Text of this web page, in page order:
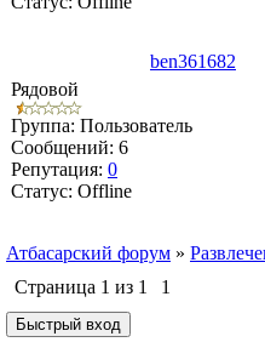
ben361682
Рядовой
Группа: Пользователь
Сообщений: 6
Репутация: 0
Статус: Offline
Атбасарский форум »
Страница 1 из 1
1